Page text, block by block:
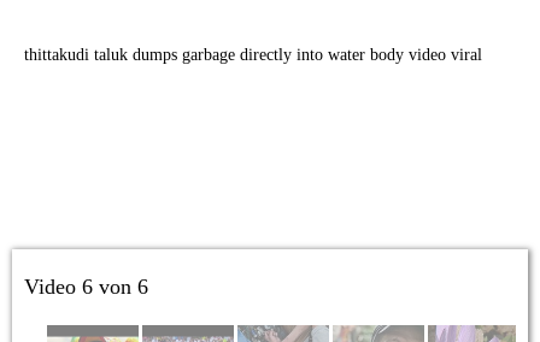
thittakudi taluk dumps garbage directly into water body video viral
Video 6 von 6